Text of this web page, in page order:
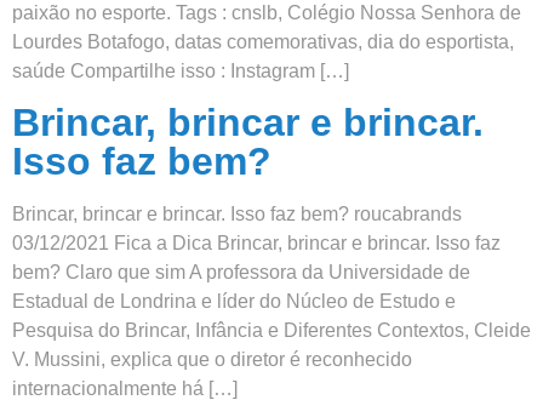
paixão no esporte. Tags : cnslb, Colégio Nossa Senhora de
Lourdes Botafogo, datas comemorativas, dia do esportista,
saúde Compartilhe isso : Instagram […]
Brincar, brincar e brincar.
Isso faz bem?
Brincar, brincar e brincar. Isso faz bem? roucabrands
03/12/2021 Fica a Dica Brincar, brincar e brincar. Isso faz
bem? Claro que sim A professora da Universidade de
Estadual de Londrina e líder do Núcleo de Estudo e
Pesquisa do Brincar, Infância e Diferentes Contextos, Cleide
V. Mussini, explica que o diretor é reconhecido
internacionalmente há […]